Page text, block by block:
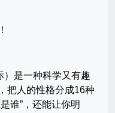
）是一种科学又有趣
把人的性格分成16种
谁”，还能让你明